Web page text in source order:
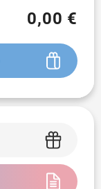
0,00 €